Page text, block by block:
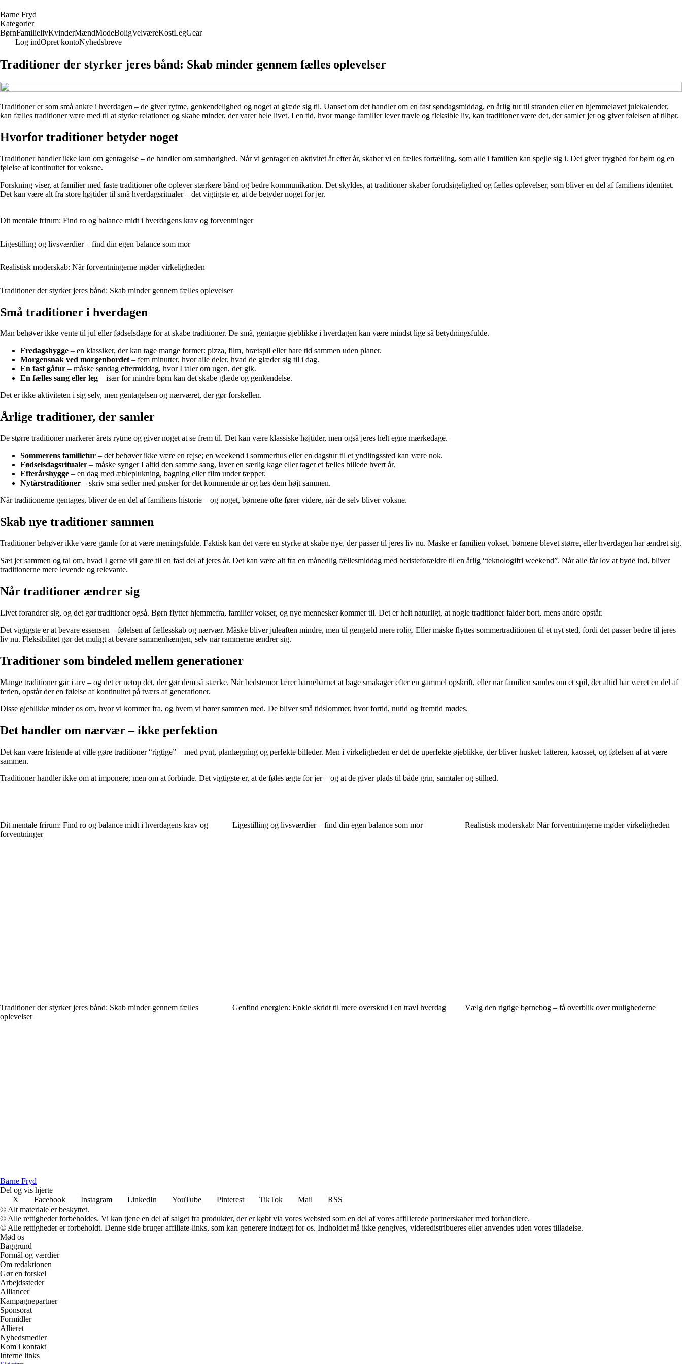
Barne Fryd
Kategorier
BørnFamilielivKvinderMændModeBoligVelværeKostLegGear
Log indOpret kontoNyhedsbreve
Traditioner der styrker jeres bånd: Skab minder gennem fælles oplevelser
Traditioner er som små ankre i hverdagen – de giver rytme, genkendelighed og noget at glæde sig til. Uanset om det handler om en fast søndagsmiddag, en årlig tur til stranden eller en hjemmelavet julekalender,
kan fælles traditioner være med til at styrke relationer og skabe minder, der varer hele livet. I en tid, hvor mange familier lever travle og fleksible liv, kan traditioner være det, der samler jer og giver følelsen af tilhør.
Hvorfor traditioner betyder noget
Traditioner handler ikke kun om gentagelse – de handler om samhørighed. Når vi gentager en aktivitet år efter år, skaber vi en fælles fortælling, som alle i familien kan spejle sig i. Det giver tryghed for børn og en
følelse af kontinuitet for voksne.
Forskning viser, at familier med faste traditioner ofte oplever stærkere bånd og bedre kommunikation. Det skyldes, at traditioner skaber forudsigelighed og fælles oplevelser, som bliver en del af familiens identitet.
Det kan være alt fra store højtider til små hverdagsritualer – det vigtigste er, at de betyder noget for jer.
Dit mentale frirum: Find ro og balance midt i hverdagens krav og forventninger
Ligestilling og livsværdier – find din egen balance som mor
Realistisk moderskab: Når forventningerne møder virkeligheden
Traditioner der styrker jeres bånd: Skab minder gennem fælles oplevelser
Små traditioner i hverdagen
Man behøver ikke vente til jul eller fødselsdage for at skabe traditioner. De små, gentagne øjeblikke i hverdagen kan være mindst lige så betydningsfulde.
Fredagshygge – en klassiker, der kan tage mange former: pizza, film, brætspil eller bare tid sammen uden planer.
Morgensnak ved morgenbordet– fem minutter, hvor alle deler, hvad de glæder sig til i dag.
En fast gåtur – måske søndag eftermiddag, hvor I taler om ugen, der gik.
En fælles sang eller leg – især for mindre børn kan det skabe glæde og genkendelse.
Det er ikke aktiviteten i sig selv, men gentagelsen og nærværet, der gør forskellen.
Årlige traditioner, der samler
De større traditioner markerer årets rytme og giver noget at se frem til. Det kan være klassiske højtider, men også jeres helt egne mærkedage.
Sommerens familietur – det behøver ikke være en rejse; en weekend i sommerhus eller en dagstur til et yndlingssted kan være nok.
Fødselsdagsritualer – måske synger I altid den samme sang, laver en særlig kage eller tager et fælles billede hvert år.
Efterårshygge – en dag med æbleplukning, bagning eller film under tæpper.
Nytårstraditioner – skriv små sedler med ønsker for det kommende år og læs dem højt sammen.
Når traditionerne gentages, bliver de en del af familiens historie – og noget, børnene ofte fører videre, når de selv bliver voksne.
Skab nye traditioner sammen
Traditioner behøver ikke være gamle for at være meningsfulde. Faktisk kan det være en styrke at skabe nye, der passer til jeres liv nu. Måske er familien vokset, børnene blevet større, eller hverdagen har ændret sig.
Sæt jer sammen og tal om, hvad I gerne vil gøre til en fast del af jeres år. Det kan være alt fra en månedlig fællesmiddag med bedsteforældre til en årlig “teknologifri weekend”. Når alle får lov at byde ind, bliver
traditionerne mere levende og relevante.
Når traditioner ændrer sig
Livet forandrer sig, og det gør traditioner også. Børn flytter hjemmefra, familier vokser, og nye mennesker kommer til. Det er helt naturligt, at nogle traditioner falder bort, mens andre opstår.
Det vigtigste er at bevare essensen – følelsen af fællesskab og nærvær. Måske bliver juleaften mindre, men til gengæld mere rolig. Eller måske flyttes sommertraditionen til et nyt sted, fordi det passer bedre til jeres
liv nu. Fleksibilitet gør det muligt at bevare sammenhængen, selv når rammerne ændrer sig.
Traditioner som bindeled mellem generationer
Mange traditioner går i arv – og det er netop det, der gør dem så stærke. Når bedstemor lærer barnebarnet at bage småkager efter en gammel opskrift, eller når familien samles om et spil, der altid har været en del af
ferien, opstår der en følelse af kontinuitet på tværs af generationer.
Disse øjeblikke minder os om, hvor vi kommer fra, og hvem vi hører sammen med. De bliver små tidslommer, hvor fortid, nutid og fremtid mødes.
Det handler om nærvær – ikke perfektion
Det kan være fristende at ville gøre traditioner “rigtige” – med pynt, planlægning og perfekte billeder. Men i virkeligheden er det de uperfekte øjeblikke, der bliver husket: latteren, kaosset, og følelsen af at være
sammen.
Traditioner handler ikke om at imponere, men om at forbinde. Det vigtigste er, at de føles ægte for jer – og at de giver plads til både grin, samtaler og stilhed.
Dit mentale frirum: Find ro og balance midt i hverdagens krav og
forventninger
Ligestilling og livsværdier – find din egen balance som mor Realistisk moderskab: Når forventningerne møder virkeligheden
Traditioner der styrker jeres bånd: Skab minder gennem fælles
oplevelser
Genfind energien: Enkle skridt til mere overskud i en travl hverdag Vælg den rigtige børnebog – få overblik over mulighederne
Barne Fryd
Del og vis hjerte
X
Facebook Instagram LinkedIn YouTube Pinterest TikTok Mail
RSS
© Alt materiale er beskyttet.
© Alle rettigheder forbeholdes. Vi kan tjene en del af salget fra produkter, der er købt via vores websted som en del af vores affilierede partnerskaber med forhandlere.
© Alle rettigheder er forbeholdt. Denne side bruger affiliate-links, som kan generere indtægt for os. Indholdet må ikke gengives, videredistribueres eller anvendes uden vores tilladelse.
Mød os
Baggrund
Formål og værdier
Om redaktionen
Gør en forskel
Arbejdssteder
Alliancer
Kampagnepartner
Sponsorat
Formidler
Allieret
Nyhedsmedier
Kom i kontakt
Interne links